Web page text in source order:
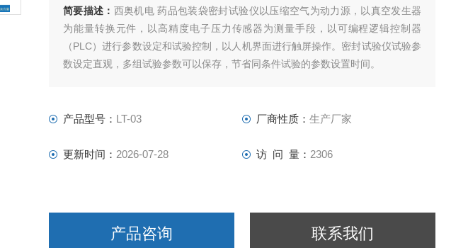
简要描述： 西奥机电 药品包装袋密封试验仪以压缩空气为动力源，以真空发生器
为能量转换元件，以高精度电子压力传感器为测量手段，以可编程逻辑控制器
（PLC）进行参数设定和试验控制，以人机界面进行触屏操作。密封试验仪试验参
数设定直观，多组试验参数可以保存，节省同条件试验的参数设置时间。
产品型号： LT-03 厂商性质： 生产厂家
更新时间： 2026-07-28 访 问 量： 2306
产品咨询 联系我们